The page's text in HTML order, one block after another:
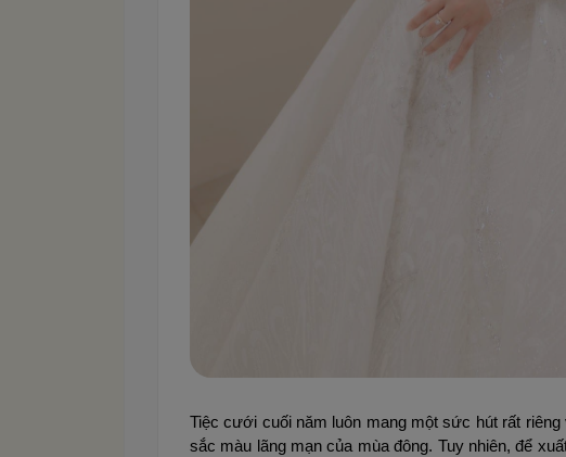
Tiệc cưới cuối năm luôn mang một sức hút rất
sắc màu lãng mạn của mùa đông. Tuy nhiên, để